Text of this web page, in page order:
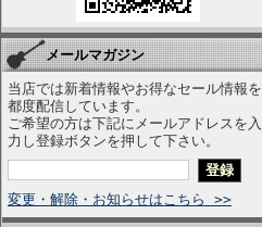
メールマガジン
当店では新着情報やお得なセール情報を
都度配信しています。
ご希望の方は下記にメールアドレスを入
力し登録ボタンを押して下さい。
変更・解除・お知らせはこちら >>